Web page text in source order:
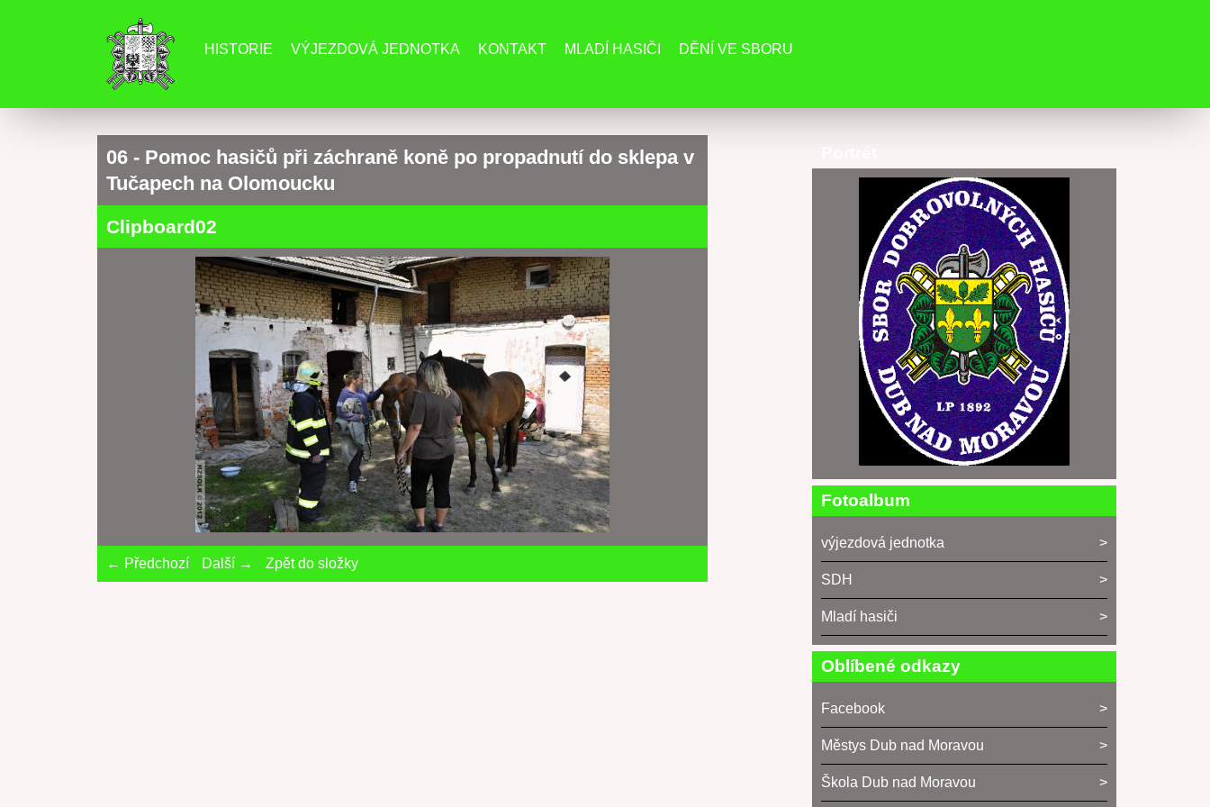
HISTORIE VÝJEZDOVÁ JEDNOTKA KONTAKT MLADÍ HASIČI DĚNÍ VE SBORU
06 - Pomoc hasičů při záchraně koně po propadnutí do sklepa v
Tučapech na Olomoucku
Clipboard02
← Předchozí Další → Zpět do složky
Fotoalbum
výjezdová jednotka
SDH
Mladí hasiči
Oblíbené odkazy
Facebook
Městys Dub nad Moravou
Škola Dub nad Moravou